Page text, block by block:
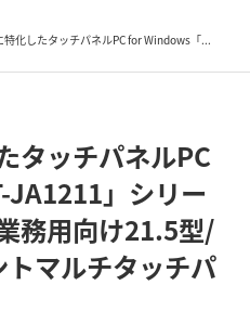
特化したタッチパネルPC for Windows「...
タッチパネルPC
」シリー
務用向け21.5型/
マルチタッチパ